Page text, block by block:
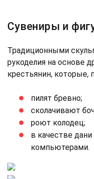
Сувениры и
Традиционными
рукоделия на основе
крестьянин, которые,
пилят бревно;
сколачивают
роют колодец;
в качестве
компьютерами.